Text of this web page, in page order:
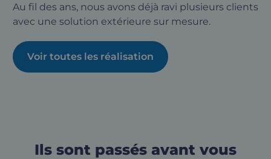
Au fil des ans, nous avons déjà ravi plusieurs clients
avec une solution extérieure sur mesure.
Voir toutes les réalisation
Ils sont passés avant vous